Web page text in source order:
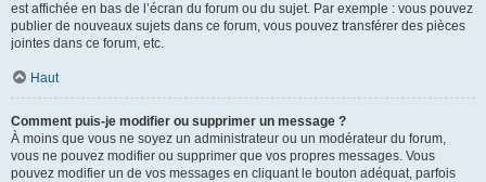
est affichée en bas de l’écran du forum ou du sujet. Par exemple : vous pouvez
publier de nouveaux sujets dans ce forum, vous pouvez transférer des pièces
jointes dans ce forum, etc.
Haut
Comment puis-je modifier ou supprimer un message ?
À moins que vous ne soyez un administrateur ou un modérateur du forum,
vous ne pouvez modifier ou supprimer que vos propres messages. Vous
pouvez modifier un de vos messages en cliquant le bouton adéquat, parfois